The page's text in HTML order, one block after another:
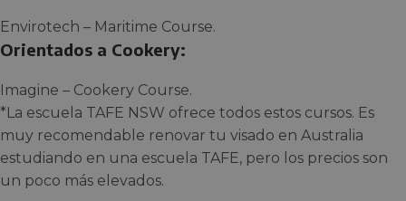
Envirotech – Maritime Course.
Orientados a Cookery:
Imagine – Cookery Course.
*La escuela TAFE NSW ofrece todos estos cursos. Es
muy recomendable renovar tu visado en Australia
estudiando en una escuela TAFE, pero los precios son
un poco más elevados.